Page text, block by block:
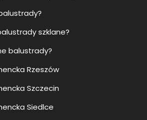
szklane?
balustrady?
Rzeszów
Szczecin
Siedlce